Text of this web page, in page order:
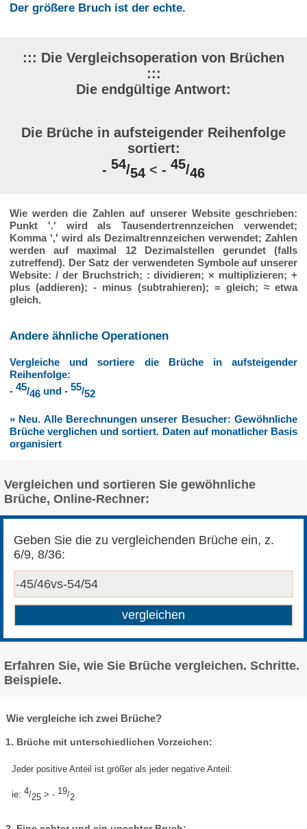
Der größere Bruch ist der echte.
::: Die Vergleichsoperation von Brüchen
:::
Die endgültige Antwort:
Die Brüche in aufsteigender Reihenfolge
sortiert:
- 54/54 < - 45/46
Wie werden die Zahlen auf unserer Website geschrieben:
Punkt '.' wird als Tausendertrennzeichen verwendet;
Komma ',' wird als Dezimaltrennzeichen verwendet; Zahlen
werden auf maximal 12 Dezimalstellen gerundet (falls
zutreffend). Der Satz der verwendeten Symbole auf unserer
Website: / der Bruchstrich; : dividieren; × multiplizieren; +
plus (addieren); - minus (subtrahieren); = gleich; ≈ etwa
gleich.
Andere ähnliche Operationen
Vergleiche und sortiere die Brüche in aufsteigender
Reihenfolge:
- 45/46und - 55/52
» Neu. Alle Berechnungen unserer Besucher: Gewöhnliche
Brüche verglichen und sortiert. Daten auf monatlicher Basis
organisiert
Vergleichen und sortieren Sie gewöhnliche
Brüche, Online-Rechner:
Geben Sie die zu vergleichenden Brüche ein, z.
6/9, 8/36:
Erfahren Sie, wie Sie Brüche vergleichen. Schritte.
Beispiele.
Wie vergleiche ich zwei Brüche?
1. Brüche mit unterschiedlichen Vorzeichen:
Jeder positive Anteil ist größer als jeder negative Anteil:
ie:4/25 > - 19/2